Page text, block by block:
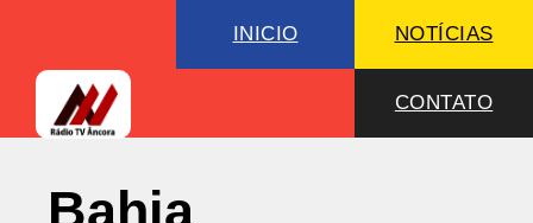
INICIO NOTÍCIAS
CONTATO
Bahia